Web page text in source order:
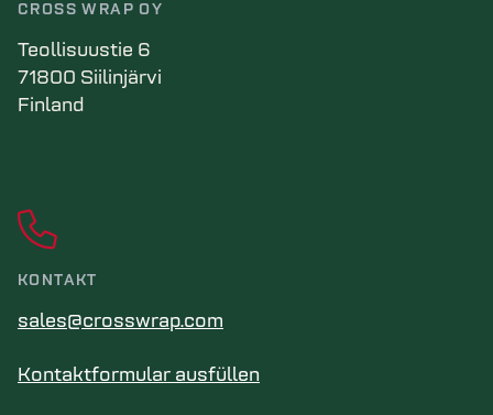
CROSS WRAP OY
Teollisuustie 6
71800 Siilinjärvi
Finland
KONTAKT
sales@crosswrap.com
Kontaktformular ausfüllen